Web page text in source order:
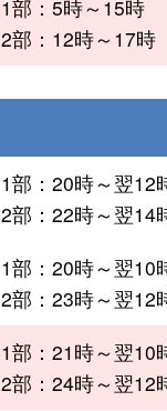
1部：5時～15時
2部：12時～17時
1部：20時～翌12
2部：22時～翌14
1部：20時～翌10
2部：23時～翌12
1部：21時～翌10
2部：24時～翌12